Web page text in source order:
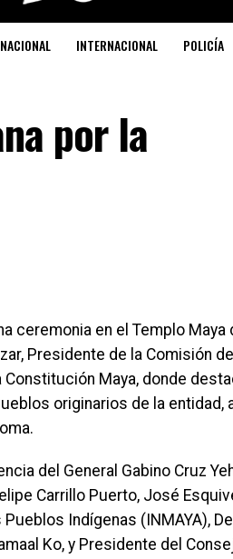
NACIONAL INTERNACIONAL POLICÍA
por la
ceremonia en el Templo Maya
Presidente de la Comisión
Constitución Maya, donde
originarios de la entidad,
del General Gabino Cruz
Carrillo Puerto, José
Indígenas (INMAYA),
Ko, y Presidente del